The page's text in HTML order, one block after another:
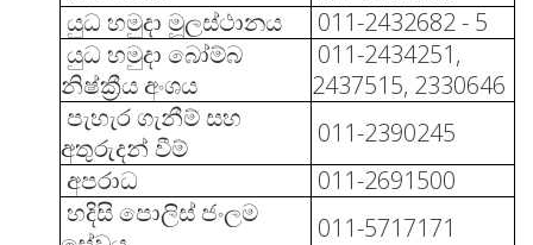
යුධ හමුදා මූලස්ථානය
011-2432682 - 5
යුධ හමුදා බෝම්බ
නිෂ්ක්‍රීය අංශය
011-2434251,
2437515, 2330646
පැහැර ගැනීම් සහ
අතුරුදන් වීම්
011-2390245
අපරාධ
011-2691500
හදිසි පොලිස් ජංලම
011-5717171